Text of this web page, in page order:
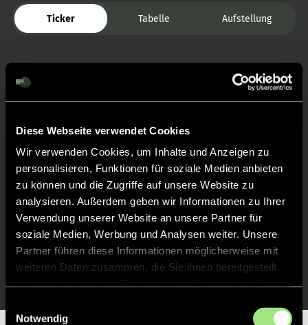
Diese Webseite verwendet Cookies
Wir verwenden Cookies, um Inhalte und Anzeigen zu
personalisieren, Funktionen für soziale Medien anbieten
zu können und die Zugriffe auf unsere Website zu
analysieren. Außerdem geben wir Informationen zu Ihrer
Verwendung unserer Website an unsere Partner für
soziale Medien, Werbung und Analysen weiter. Unsere
Partner führen diese Informationen möglicherweise mit
weiteren Daten zusammen, die Sie ihnen bereitgestellt
Notwendig
Ticker Tabelle Aufstellung
Liveticker
24'
Abpfiff
Spiel beendet
13' TOR 1:0, FELDTOR